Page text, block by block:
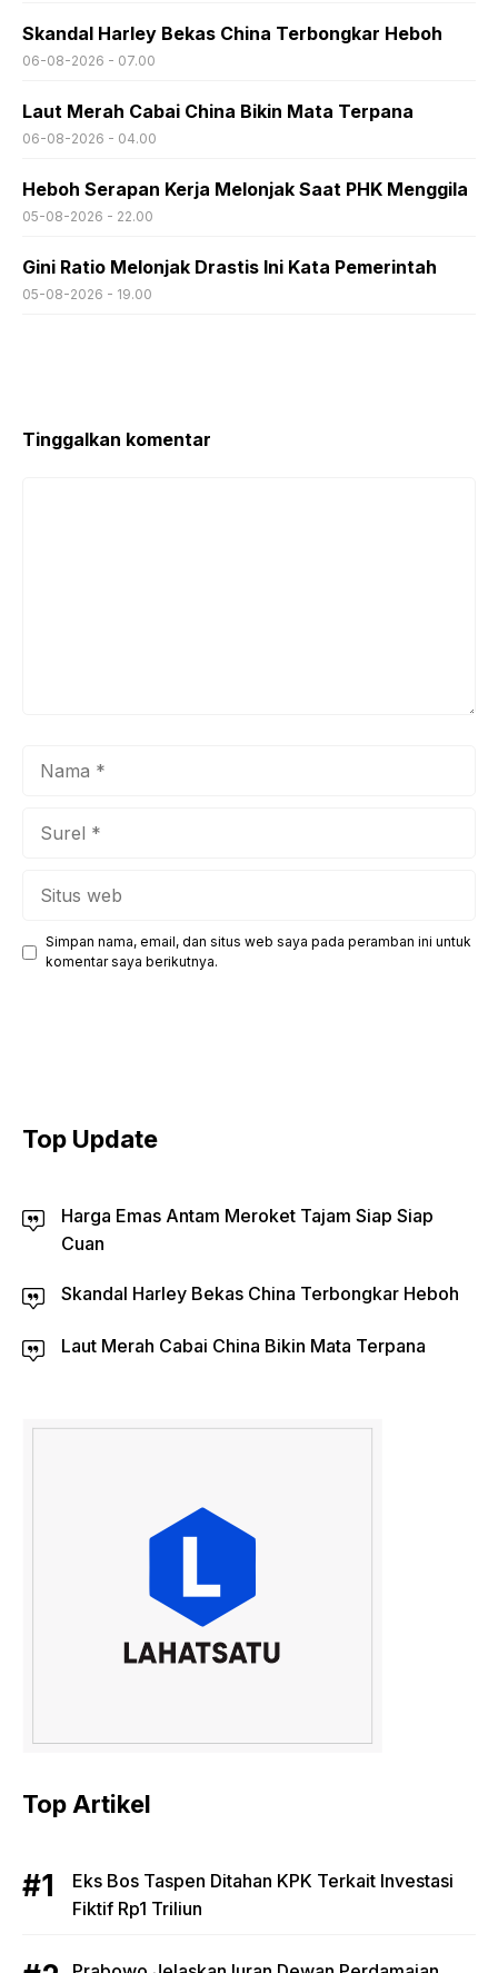
Skandal Harley Bekas China Terbongkar Heboh
06-08-2026 - 07.00
Laut Merah Cabai China Bikin Mata Terpana
06-08-2026 - 04.00
Heboh Serapan Kerja Melonjak Saat PHK Menggila
05-08-2026 - 22.00
Gini Ratio Melonjak Drastis Ini Kata Pemerintah
05-08-2026 - 19.00
Tinggalkan komentar
Simpan nama, email, dan situs web saya pada peramban ini untuk
komentar saya berikutnya.
Top Update
Harga Emas Antam Meroket Tajam Siap Siap
Cuan
Skandal Harley Bekas China Terbongkar Heboh
Laut Merah Cabai China Bikin Mata Terpana
Top Artikel
Eks Bos Taspen Ditahan KPK Terkait Investasi
Fiktif Rp1 Triliun